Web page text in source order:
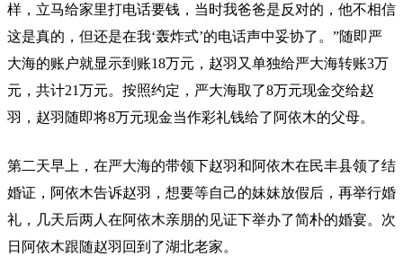
样，立马给家里打电话要钱，当时我爸爸是反对的，他不相信
这是真的，但还是在我‘轰炸式’的电话声中妥协了。”随即严
大海的账户就显示到账18万元，赵羽又单独给严大海转账3万
元，共计21万元。按照约定，严大海取了8万元现金交给赵
羽，赵羽随即将8万元现金当作彩礼钱给了阿依木的父母。
第二天早上，在严大海的带领下赵羽和阿依木在民丰县领了结
婚证，阿依木告诉赵羽，想要等自己的妹妹放假后，再举行婚
礼，几天后两人在阿依木亲朋的见证下举办了简朴的婚宴。次
日阿依木跟随赵羽回到了湖北老家。